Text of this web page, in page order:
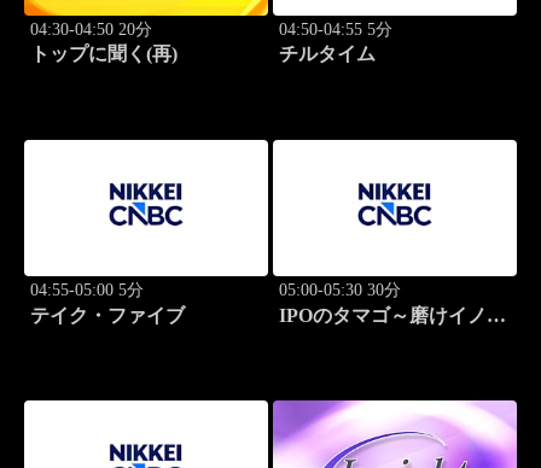
04:30-04:50 20分
トップに聞く(再)
04:50-04:55 5分
チルタイム
04:55-05:00 5分
テイク・ファイブ
05:00-05:30 30分
IPOのタマゴ～磨けイノベ